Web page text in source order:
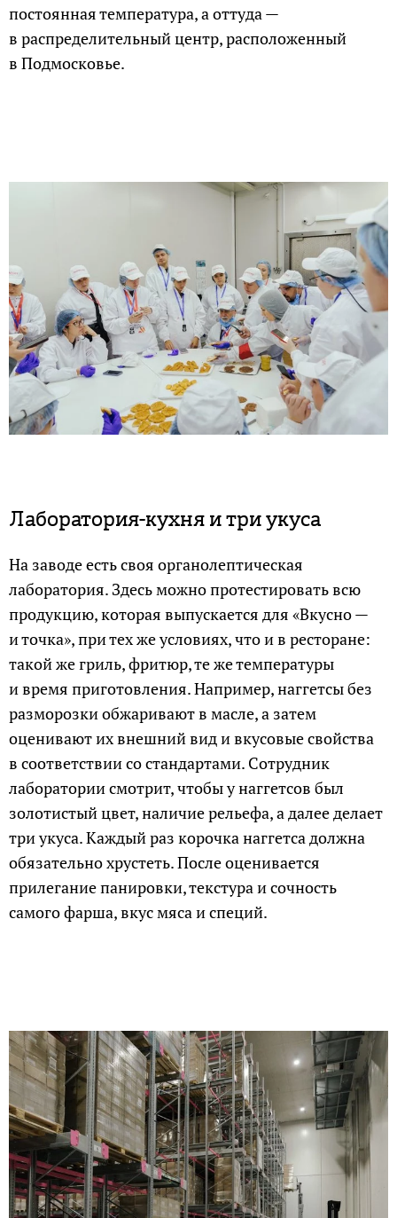
постоянная температура, а оттуда —
в распределительный центр, расположенный
в Подмосковье.
Лаборатория-кухня и три укуса
На заводе есть своя органолептическая
лаборатория. Здесь можно протестировать всю
продукцию, которая выпускается для «Вкусно —
и точка», при тех же условиях, что и в ресторане:
такой же гриль, фритюр, те же температуры
и время приготовления. Например, наггетсы без
разморозки обжаривают в масле, а затем
оценивают их внешний вид и вкусовые свойства
в соответствии со стандартами. Сотрудник
лаборатории смотрит, чтобы у наггетсов был
золотистый цвет, наличие рельефа, а далее делает
три укуса. Каждый раз корочка наггетса должна
обязательно хрустеть. После оценивается
прилегание панировки, текстура и сочность
самого фарша, вкус мяса и специй.